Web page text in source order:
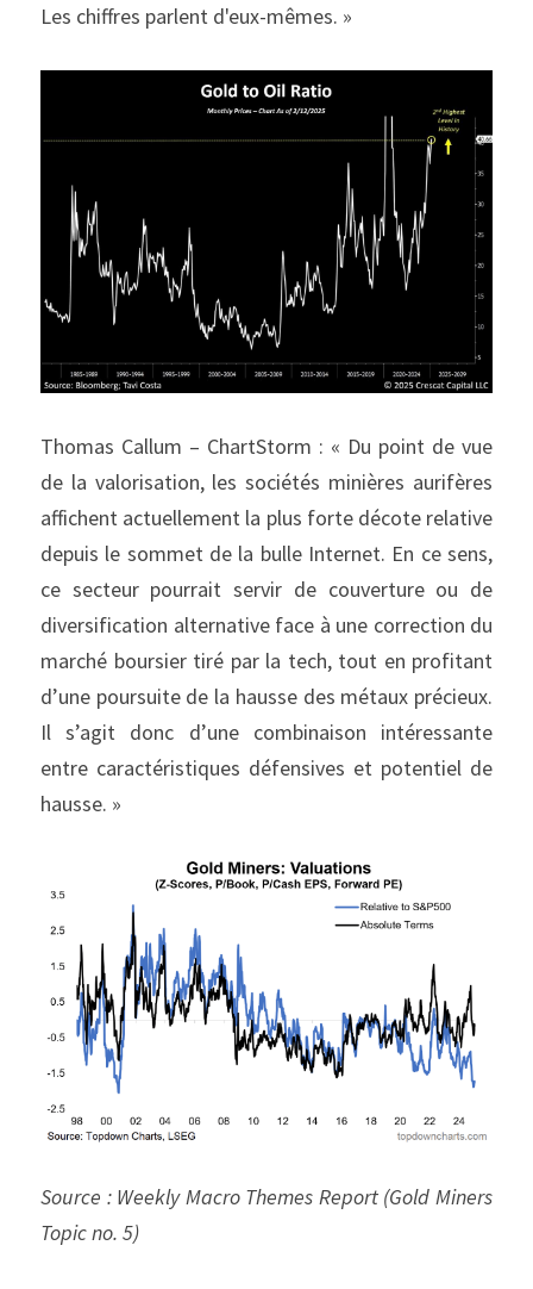
Les chiffres parlent d'eux-mêmes. »
Thomas Callum – ChartStorm : « Du point de vue
de la valorisation, les sociétés minières aurifères
affichent actuellement la plus forte décote relative
depuis le sommet de la bulle Internet. En ce sens,
ce secteur pourrait servir de couverture ou de
diversification alternative face à une correction du
marché boursier tiré par la tech, tout en profitant
d’une poursuite de la hausse des métaux précieux.
Il s’agit donc d’une combinaison intéressante
entre caractéristiques défensives et potentiel de
hausse. »
Source : Weekly Macro Themes Report (Gold Miners
Topic no. 5)